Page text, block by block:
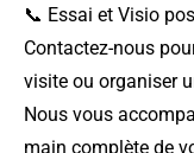
📞 Essai et Visio
Contactez-nous
visite ou organiser
Nous vous
main complète de